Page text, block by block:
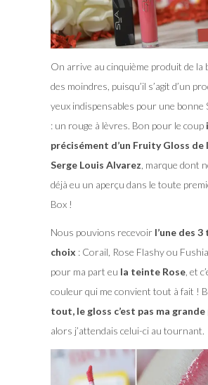
On arrive au cinquième produit de la
des moindres, puisqu’il s’agit d’un
yeux indispensables pour une bonne
: un rouge à lèvres. Bon pour le coup
précisément d’un Fruity Gloss de
Serge Louis Alvarez , marque dont
déjà eu un aperçu dans le toute
Box !
Nous pouvions recevoir l’une des
choix : Corail, Rose Flashy ou Fushia
pour ma part eu la teinte Rose, et
couleur qui me convient tout à fait !
tout, le gloss c’est pas ma grande
alors j’attendais celui-ci au tournant.